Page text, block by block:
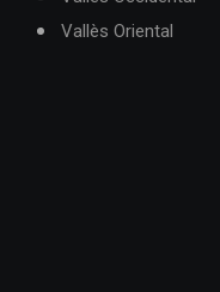
Vallès Oriental